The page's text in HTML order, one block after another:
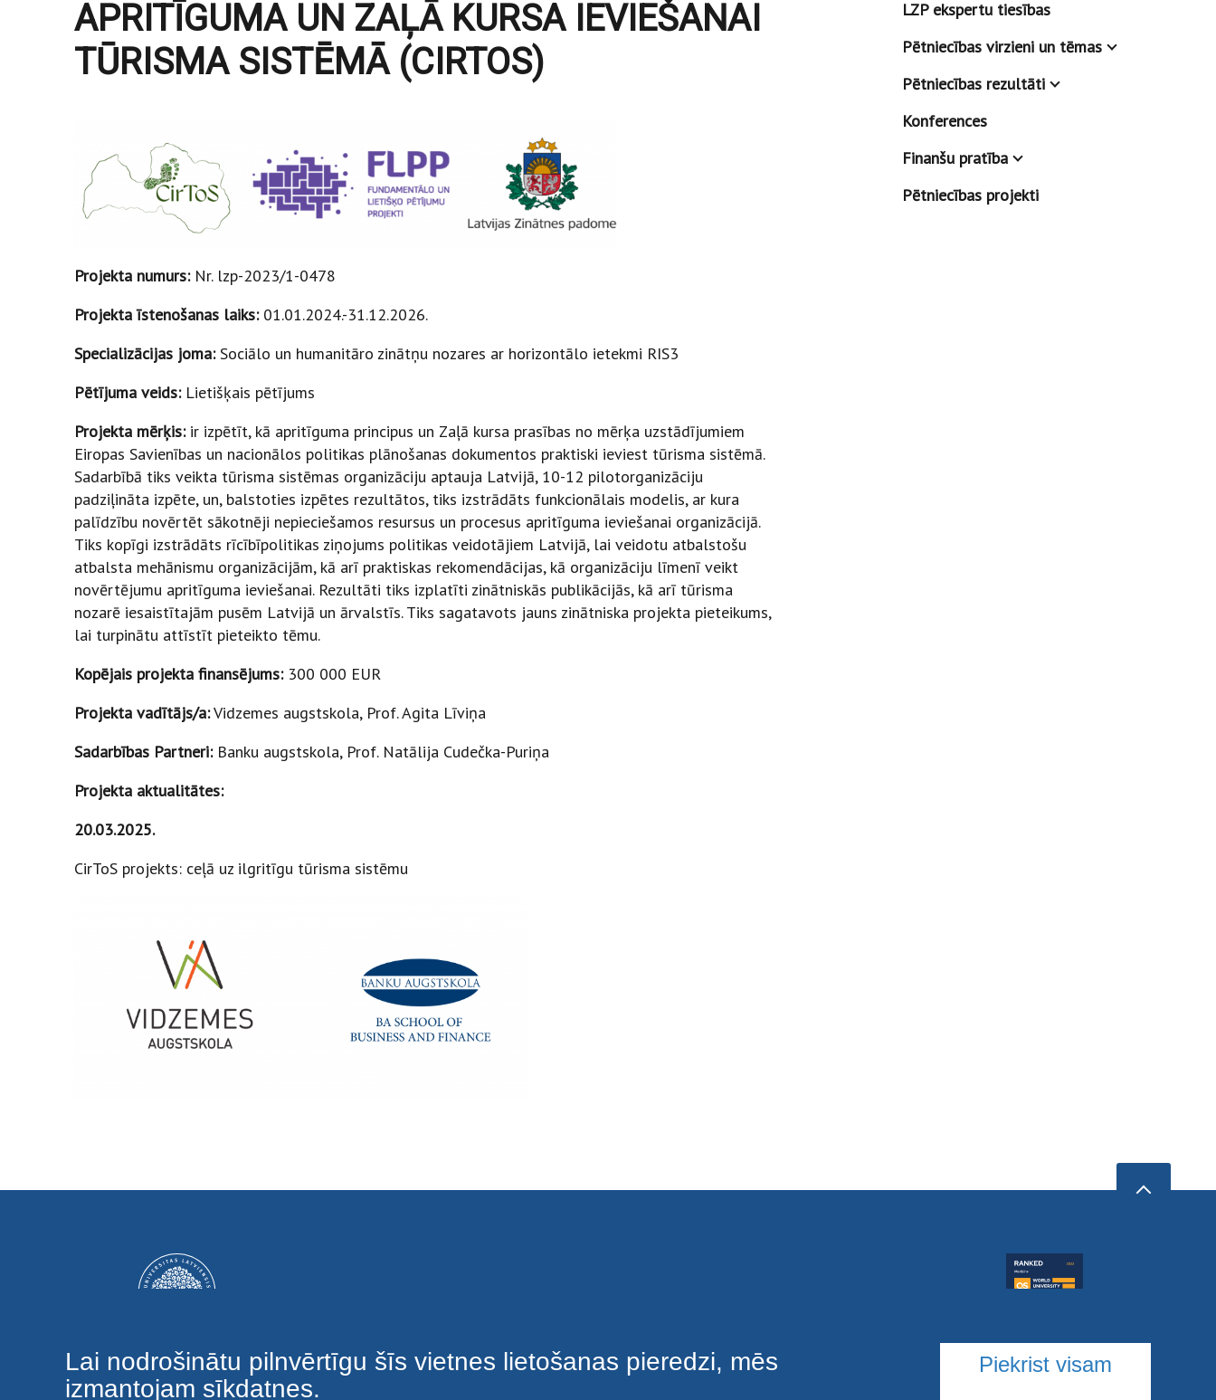
APRITĪGUMA UN ZAĻĀ KURSA IEVIEŠANAI
TŪRISMA SISTĒMĀ (CIRTOS)
Projekta numurs:Nr. lzp-2023/1-0478
Projekta īstenošanas laiks:01.01.2024.-31.12.2026.
Specializācijas joma:Sociālo un humanitāro zinātņu nozares ar horizontālo ietekmi RIS3
Pētījuma veids:Lietišķais pētījums
Projekta mērķis: ir izpētīt, kā apritīguma principus un Zaļā kursa prasības no mērķa uzstādījumiem
Eiropas Savienības un nacionālos politikas plānošanas dokumentos praktiski ieviest tūrisma sistēmā.
Sadarbībā tiks veikta tūrisma sistēmas organizāciju aptauja Latvijā, 10-12 pilotorganizāciju
padziļināta izpēte, un, balstoties izpētes rezultātos, tiks izstrādāts funkcionālais modelis, ar kura
palīdzību novērtēt sākotnēji nepieciešamos resursus un procesus apritīguma ieviešanai organizācijā.
Tiks kopīgi izstrādāts rīcībīpolitikas ziņojums politikas veidotājiem Latvijā, lai veidotu atbalstošu
atbalsta mehānismu organizācijām, kā arī praktiskas rekomendācijas, kā organizāciju līmenī veikt
novērtējumu apritīguma ieviešanai. Rezultāti tiks izplatīti zinātniskās publikācijās, kā arī tūrisma
nozarē iesaistītajām pusēm Latvijā un ārvalstīs. Tiks sagatavots jauns zinātniska projekta pieteikums,
lai turpinātu attīstīt pieteikto tēmu.
Kopējais projekta finansējums: 300 000 EUR
Projekta vadītājs/a:Vidzemes augstskola, Prof. Agita Līviņa
Sadarbības Partneri: Banku augstskola, Prof. Natālija Cudečka-Puriņa
Projekta aktualitātes:
20.03.2025.
CirToS projekts: ceļā uz ilgritīgu tūrisma sistēmu
LZP ekspertu tiesības
Pētniecības virzieni un tēmas
Pētniecības rezultāti
Konferences
Finanšu pratība
Pētniecības projekti
Lai nodrošinātu pilnvērtīgu šīs vietnes lietošanas pieredzi, mēs
izmantojam sīkdatnes.
Piekrist visam